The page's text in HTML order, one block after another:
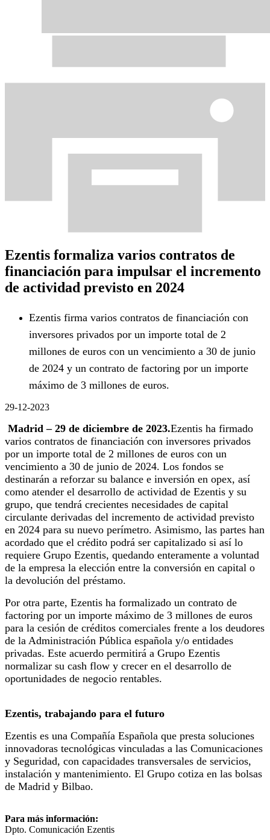
Ezentis formaliza varios contratos de
financiación para impulsar el incremento
de actividad previsto en 2024
Ezentis firma varios contratos de financiación con
inversores privados por un importe total de 2
millones de euros con un vencimiento a 30 de junio
de 2024 y un contrato de factoring por un importe
máximo de 3 millones de euros.
29-12-2023
Madrid – 29 de diciembre de 2023.Ezentis ha firmado
varios contratos de financiación con inversores privados
por un importe total de 2 millones de euros con un
vencimiento a 30 de junio de 2024. Los fondos se
destinarán a reforzar su balance e inversión en opex, así
como atender el desarrollo de actividad de Ezentis y su
grupo, que tendrá crecientes necesidades de capital
circulante derivadas del incremento de actividad previsto
en 2024 para su nuevo perímetro. Asimismo, las partes han
acordado que el crédito podrá ser capitalizado si así lo
requiere Grupo Ezentis, quedando enteramente a voluntad
de la empresa la elección entre la conversión en capital o
la devolución del préstamo.
Por otra parte, Ezentis ha formalizado un contrato de
factoring por un importe máximo de 3 millones de euros
para la cesión de créditos comerciales frente a los deudores
de la Administración Pública española y/o entidades
privadas. Este acuerdo permitirá a Grupo Ezentis
normalizar su cash flow y crecer en el desarrollo de
oportunidades de negocio rentables.
Ezentis, trabajando para el futuro
Ezentis es una Compañía Española que presta soluciones
innovadoras tecnológicas vinculadas a las Comunicaciones
y Seguridad, con capacidades transversales de servicios,
instalación y mantenimiento. El Grupo cotiza en las bolsas
de Madrid y Bilbao.
Para más información:
Dpto. Comunicación Ezentis